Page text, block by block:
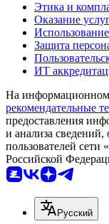
Этика и
Оказание
Защита
ИТ
На информационном
рекомендательные
предоставления
и анализа
пользователей сети
Российской
Русский